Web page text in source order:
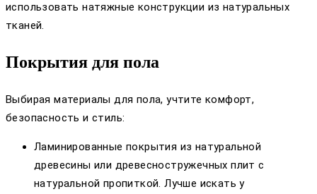
использовать натяжные конструкции из натуральных
тканей.
Покрытия для пола
Выбирая материалы для пола, учтите комфорт,
безопасность и стиль:
Ламинированные покрытия из натуральной
древесины или древесностружечных плит с
натуральной пропиткой. Лучше искать у